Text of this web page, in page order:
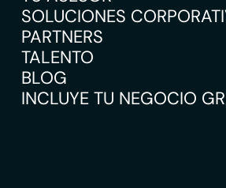
SOLUCIONES
PARTNERS
TALENTO
BLOG
INCLUYE TU NEGOCIO